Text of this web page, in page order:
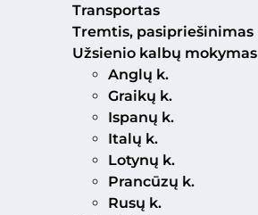
Transportas
Tremtis, pasipriešinimas
Užsienio kalbų mokymas
Anglų k.
Graikų k.
Ispanų k.
Italų k.
Lotynų k.
Prancūzų k.
Rusų k.